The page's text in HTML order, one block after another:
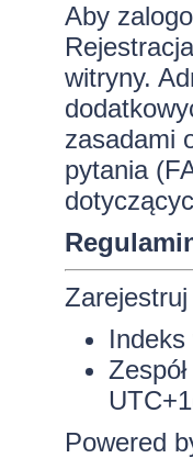
Aby
witryny.
zasadami
pytania
Powered